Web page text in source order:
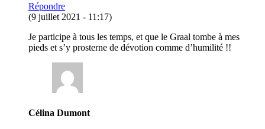
Répondre
(9 juillet 2021 - 11:17)
Je participe à tous les temps, et que le Graal tombe à mes
pieds et s’y prosterne de dévotion comme d’humilité !!
Célina Dumont